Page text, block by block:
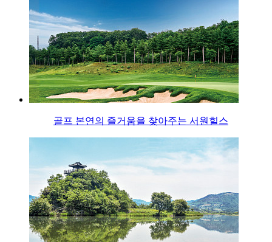
골프 본연의 즐거움을 찾아주는 서원힐스